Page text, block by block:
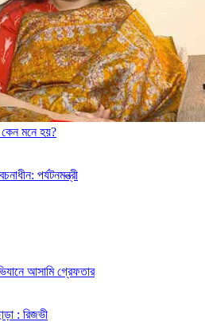
কেন মনে হয়?
পর্যটনমন্ত্রী
আসামি গ্রেফতার
: রিজভী